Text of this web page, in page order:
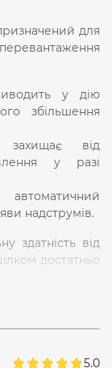
для
у дію
збільшення
захищає від
у разі
надструмів.
здатність від
достатньо
у разі 5-10-
який
5.0